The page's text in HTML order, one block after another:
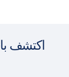
اكتشف